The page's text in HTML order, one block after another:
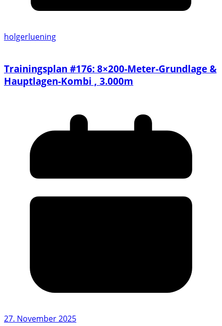
holgerluening
Trainingsplan #176: 8×200-Meter-Grundlage &
Hauptlagen-Kombi , 3.000m
27. November 2025